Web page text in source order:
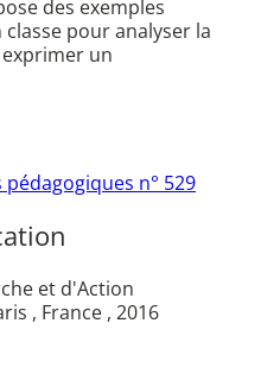
des exemples
pour analyser la
un
pédagogiques n° 529
et d'Action
, France , 2016